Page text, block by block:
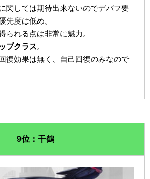
関しては期待出来ないのでデバフ要
先度は低め。
られる点は非常に魅力。
プクラス。
復効果は無く、自己回復のみなので
9位：千鶴